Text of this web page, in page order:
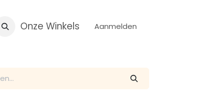
Onze Winkels Aanmelden